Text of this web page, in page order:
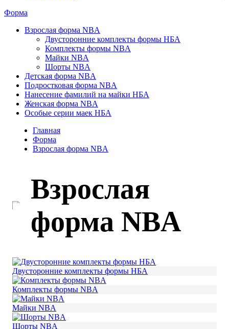
Форма
Взрослая форма NBA
Двусторонние комплекты формы НБА
Комплекты формы NBA
Майки NBA
Шорты NBA
Детская форма NBA
Подростковая форма NBA
Нанесение фамилий на майки НБА
Женская форма NBA
Особые серии маек НБА
Главная
Форма
Взрослая форма NBA
Взрослая
форма NBA
Двусторонние комплекты формы НБА
Комплекты формы NBA
Майки NBA
Шорты NBA